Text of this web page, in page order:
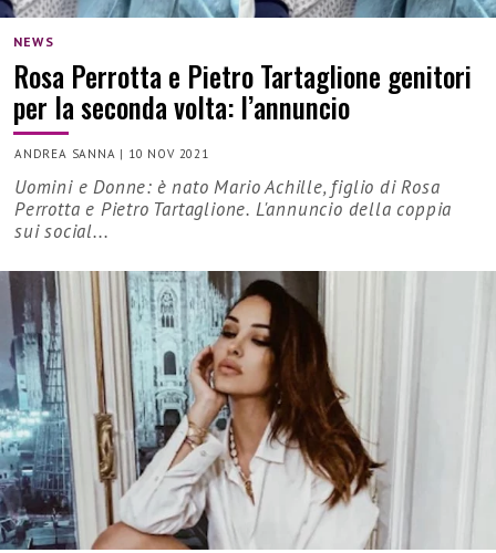
NEWS
Rosa Perrotta e Pietro Tartaglione genitori
per la seconda volta: l’annuncio
ANDREA SANNA | 10 NOV 2021
Uomini e Donne: è nato Mario Achille, figlio di Rosa
Perrotta e Pietro Tartaglione. L'annuncio della coppia
sui social...